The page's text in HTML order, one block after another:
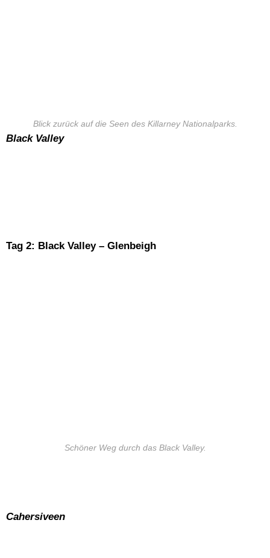
Blick zurück auf die Seen des Killarney Nationalparks.
Black Valley
Tag 2: Black Valley – Glenbeigh
Schöner Weg durch das Black Valley.
Cahersiveen